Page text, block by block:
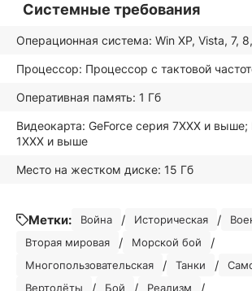
Системные требования
Операционная система: Win XP, Vista, 7,
Процессор: Процессор с тактовой
Оперативная память: 1 Гб
Видеокарта: GeForce серия 7XXX и выше;
1XXX и выше
Место на жестком диске: 15 Гб
Метки: Война / Историческая /
Вторая мировая / Морской бой /
Многопользовательская / Танки /
Вертолёты / Бой / Реализм /